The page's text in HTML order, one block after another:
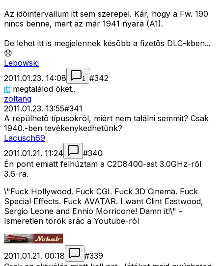
Az idõintervallum itt sem szerepel. Kár, hogy a Fw. 190
nincs benne, mert az már 1941 nyara (A1).
De lehet itt is megjelennek késõbb a fizetõs DLC-kben...
😞
Lebowski
2011.01.23. 14:08
1 #342
itt megtalálod õket..
zoltang
2011.01.23. 13:55#341
A repülhetõ típusokról, miért nem találni semmit? Csak
1940.-ben tevékenykedhetünk?
Lacusch69
2011.01.21. 11:24
#340
Én pont emiatt felhúztam a C2D8400-ast 3.0GHz-rõl
3.6-ra.
\"Fuck Hollywood. Fuck CGI. Fuck 3D Cinema. Fuck
Special Effects. Fuck AVATAR. I want Clint Eastwood,
Sergio Leone and Ennio Morricone! Damn it!\" -
Ismeretlen török srác a Youtube-ról
2011.01.21. 00:18 #339